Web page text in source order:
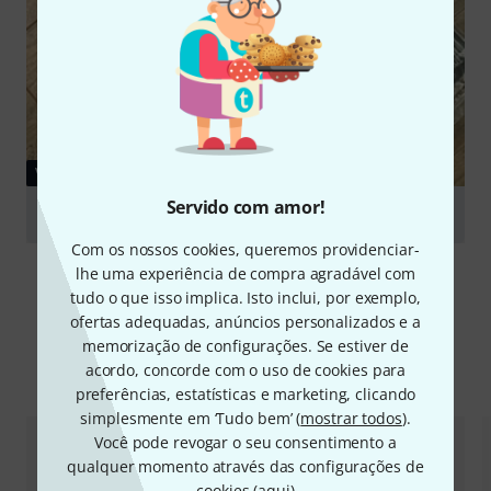
Servido com amor!
Com os nossos cookies, queremos providenciar-
lhe uma experiência de compra agradável com
tudo o que isso implica. Isto inclui, por exemplo,
ofertas adequadas, anúncios personalizados e a
memorização de configurações. Se estiver de
acordo, concorde com o uso de cookies para
preferências, estatísticas e marketing, clicando
simplesmente em ‘Tudo bem’ (mostrar todos).
Você pode revogar o seu consentimento a
qualquer momento através das configurações de
VÍDEO
Triad-Orbit IO-VM V2
Tocar
Comparar opções